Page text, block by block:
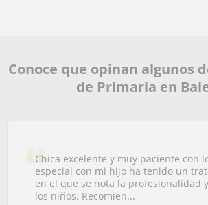
Conoce que opinan algunos
de Primaria en
Chica excelente y muy paciente con
especial con mi hijo ha tenido un
en el que se nota la profesionalidad
los niños. Recomien...